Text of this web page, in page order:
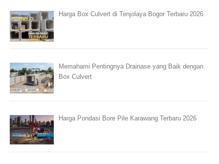
Harga Box Culvert di Tenjolaya Bogor Terbaru 2026
Memahami Pentingnya Drainase yang Baik dengan
Box Culvert
Harga Pondasi Bore Pile Karawang Terbaru 2026